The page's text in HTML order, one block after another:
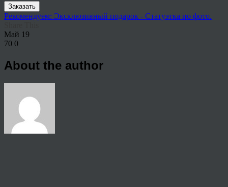
Заказать
Рекомендуем: Эксклюзивный подарок - Статуэтка по фото.
Май 19
70 0
About the author